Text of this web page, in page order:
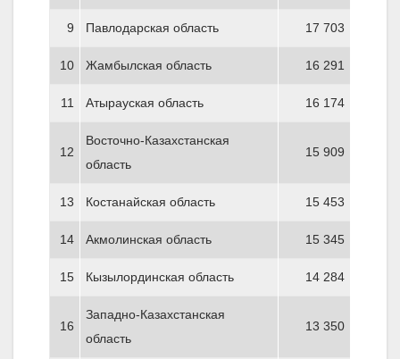
9 Павлодарская область 17 703
10 Жамбылская область 16 291
11 Атырауская область 16 174
12
Восточно-Казахстанская
область
15 909
13 Костанайская область 15 453
14 Акмолинская область 15 345
15 Кызылординская область 14 284
16
Западно-Казахстанская
область
13 350